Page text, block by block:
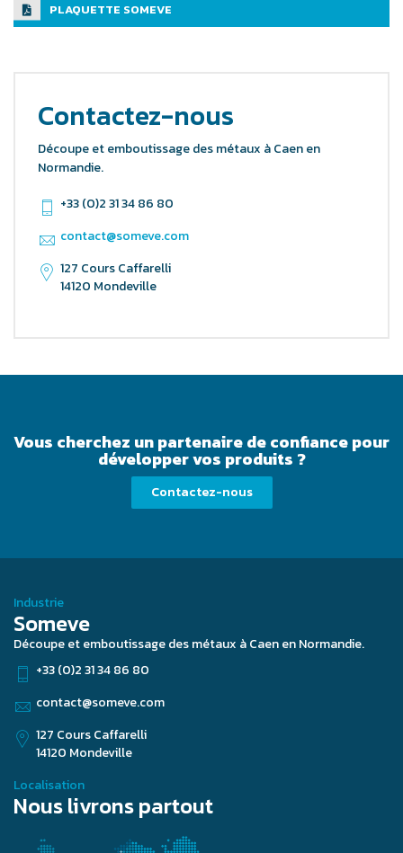
PLAQUETTE SOMEVE
Contactez-nous
Découpe et emboutissage des métaux à Caen en
Normandie.
+33 (0)2 31 34 86 80
contact@someve.com
127 Cours Caffarelli
14120 Mondeville
Vous cherchez un partenaire de confiance pour
développer vos produits ?
Contactez-nous
Industrie
Someve
Découpe et emboutissage des métaux à Caen en Normandie.
+33 (0)2 31 34 86 80
contact@someve.com
127 Cours Caffarelli
14120 Mondeville
Localisation
Nous livrons partout